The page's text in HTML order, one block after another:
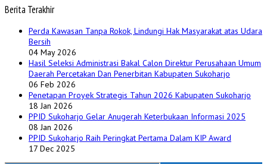
Berita Terakhir
Perda Kawasan Tanpa Rokok, Lindungi Hak Masyarakat atas Udara
Bersih
04 May 2026
Hasil Seleksi Administrasi Bakal Calon Direktur Perusahaan Umum
Daerah Percetakan Dan Penerbitan Kabupaten Sukoharjo
06 Feb 2026
Penetapan Proyek Strategis Tahun 2026 Kabupaten Sukoharjo
18 Jan 2026
PPID Sukoharjo Gelar Anugerah Keterbukaan Informasi 2025
08 Jan 2026
PPID Sukoharjo Raih Peringkat Pertama Dalam KIP Award
17 Dec 2025